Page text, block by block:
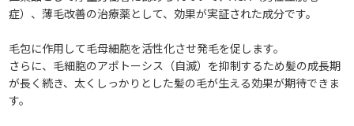
症）、薄毛改善の治療薬として、 効果が実証された成分です。
毛包に作用して毛母細胞を活性化させ発毛を促します。
さらに、毛細胞のアポトーシス（自滅）を抑制するため髪の成長期
が長く続き、 太くしっかりとした髪の毛が生える効果が期待できま
す。